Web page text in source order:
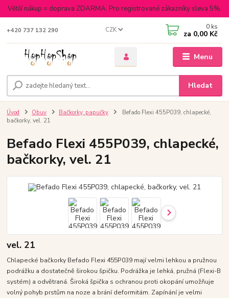
Větší nákup = doprava ZDARMA. Pro registrované zákazníky sleva 5%.
Menu
CZK
Hledat
+420 737 132 290 0 ks
za 0,00 Kč
Úvod Obuv Bačkorky, papučky
Befado Flexi 455P039, chlapecké,
bačkorky, vel. 21
Befado Flexi 455P039, chlapecké,
bačkorky, vel. 21
vel. 21
Chlapecké bačkorky Befado Flexi 455P039 mají velmi lehkou a pružnou
podrážku a dostatečně širokou špičku. Podrážka je lehká, pružná (Flexi-B
systém) a odvětraná. Široká špička s ochranou proti okopání umožňuje
volný pohyb prstům na noze a brání deformitám. Zapínání je velmi